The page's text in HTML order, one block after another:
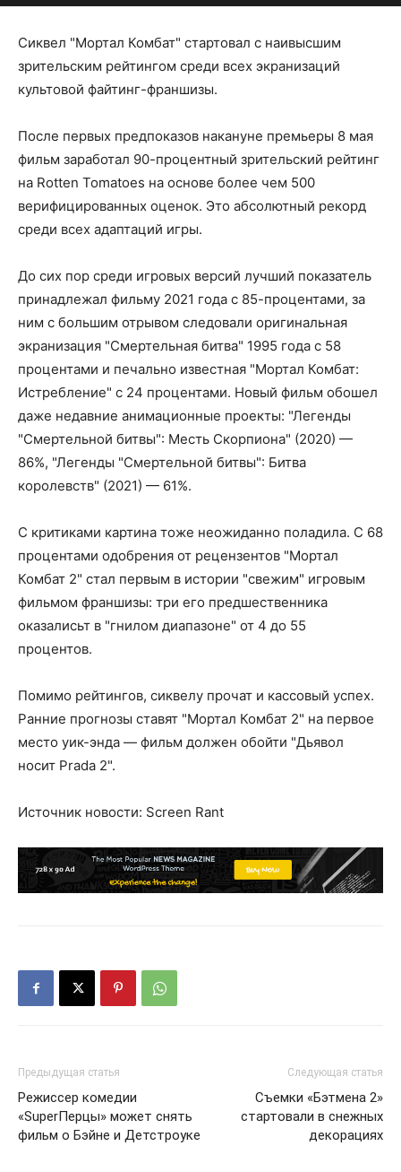
Сиквел "Мортал Комбат" стартовал с наивысшим
зрительским рейтингом среди всех экранизаций
культовой файтинг-франшизы.
После первых предпоказов накануне премьеры 8 мая
фильм заработал 90-процентный зрительский рейтинг
на Rotten Tomatoes на основе более чем 500
верифицированных оценок. Это абсолютный рекорд
среди всех адаптаций игры.
До сих пор среди игровых версий лучший показатель
принадлежал фильму 2021 года с 85-процентами, за
ним с большим отрывом следовали оригинальная
экранизация "Смертельная битва" 1995 года с 58
процентами и печально известная "Мортал Комбат:
Истребление" с 24 процентами. Новый фильм обошел
даже недавние анимационные проекты: "Легенды
"Смертельной битвы": Месть Скорпиона" (2020) —
86%, "Легенды "Смертельной битвы": Битва
королевств" (2021) — 61%.
С критиками картина тоже неожиданно поладила. С 68
процентами одобрения от рецензентов "Мортал
Комбат 2" стал первым в истории "свежим" игровым
фильмом франшизы: три его предшественника
оказалисьт в "гнилом диапазоне" от 4 до 55
процентов.
Помимо рейтингов, сиквелу прочат и кассовый успех.
Ранние прогнозы ставят "Мортал Комбат 2" на первое
место уик-энда — фильм должен обойти "Дьявол
носит Prada 2".
Источник новости: Screen Rant
Предыдущая статья
Режиссер комедии
«SuperПерцы» может снять
фильм о Бэйне и Детстроуке
Следующая статья
Съемки «Бэтмена 2»
стартовали в снежных
декорациях